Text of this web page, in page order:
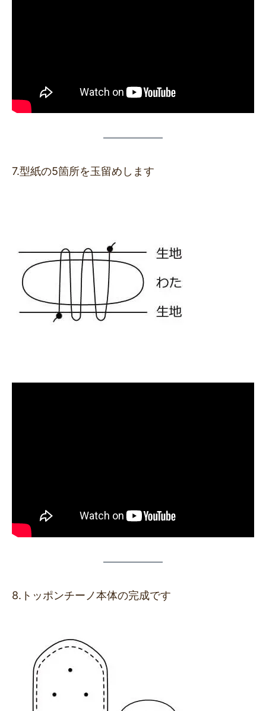
7.型紙の5箇所を玉留めします
8.トッポンチーノ本体の完成です